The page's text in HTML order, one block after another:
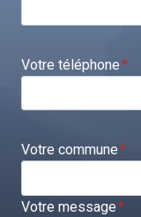
Votre téléphone*
Votre commune*
Votre message*